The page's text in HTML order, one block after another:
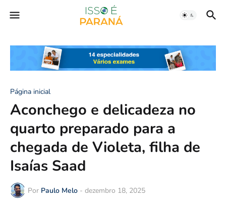
Página inicial
Aconchego e delicadeza no
quarto preparado para a
chegada de Violeta, filha de
Isaías Saad
Por Paulo Melo - dezembro 18, 2025